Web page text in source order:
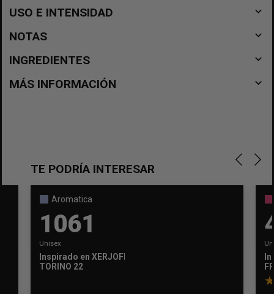
USO E INTENSIDAD navigate_before
NOTAS navigate_before
INGREDIENTES navigate_before
MÁS INFORMACIÓN navigate_before
TE PODRÍA INTERESAR
Aromatica
1061
Unisex
Inspirado en XERJOFF
TORINO 22